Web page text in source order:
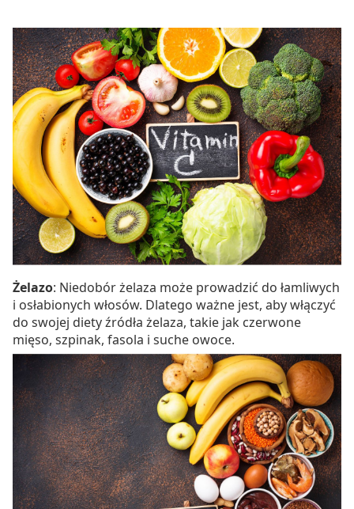
Żelazo: Niedobór żelaza może prowadzić do łamliwych
i osłabionych włosów. Dlatego ważne jest, aby włączyć
do swojej diety źródła żelaza, takie jak czerwone
mięso, szpinak, fasola i suche owoce.